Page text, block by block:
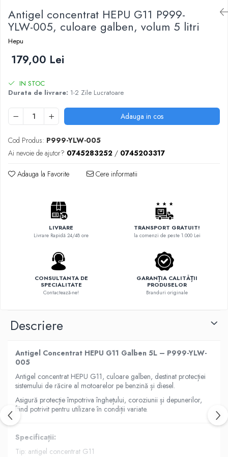
Antigel concentrat HEPU G11 P999-
YLW-005, culoare galben, volum 5 litri
Hepu
179,00 Lei
IN STOC
Durata de livrare: 1-2 Zile Lucratoare
Adauga in cos
Cod Produs: P999-YLW-005
Ai nevoie de ajutor? 0745283252 / 0745203317
Adauga la Favorite Cere informatii
LIVRARE
Livrare Rapidă 24/48 ore
TRANSPORT GRATUIT!
la comenzi de peste 1.000 Lei
CONSULTANTA DE
SPECIALITATE
Contactează-ne!
GARANȚIA CALITĂȚII
PRODUSELOR
Branduri originale
Descriere
Antigel Concentrat HEPU G11 Galben 5L – P999-YLW-
005
Antigel concentrat HEPU G11, culoare galben, destinat protecției
sistemului de răcire al motoarelor pe benzină și diesel.
Asigură protecție împotriva înghețului, coroziunii și depunerilor,
fiind potrivit pentru utilizare în condiții variate.
Specificații:
Tip: antigel concentrat G11